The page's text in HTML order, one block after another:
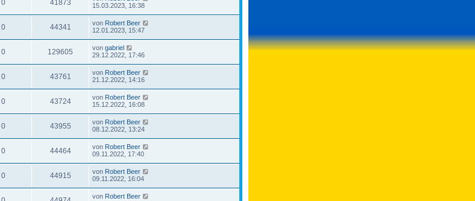
0 41873
15.03.2023, 16:38
0 44341 von Robert Beer
12.01.2023, 15:47
0 129605 von gabriel
29.12.2022, 17:46
0 43761 von Robert Beer
21.12.2022, 14:16
0 43724 von Robert Beer
15.12.2022, 16:08
0 43955 von Robert Beer
08.12.2022, 13:24
0 44464 von Robert Beer
09.11.2022, 17:40
0 44915 von Robert Beer
09.11.2022, 16:04
von Robert Beer